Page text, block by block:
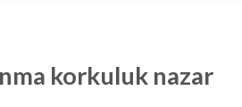
korkuluk nazar